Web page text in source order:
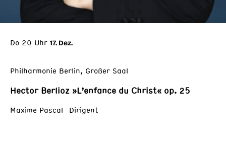
Do 20 Uhr 17. Dez.
Philharmonie Berlin, Großer Saal
Hector Berlioz »L’enfance du Christ« op. 25
Maxime Pascal Dirigent